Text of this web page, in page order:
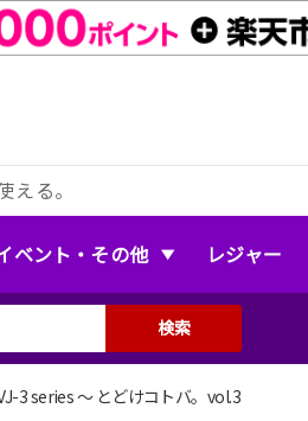
る。
ベント・その他 レジャー
検索
series 〜 とどけコトバ。vol.3